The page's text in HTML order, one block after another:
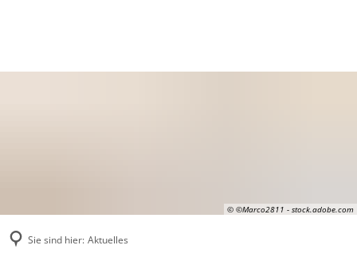
© ©Marco2811 - stock.adobe.com
Sie sind hier: Aktuelles